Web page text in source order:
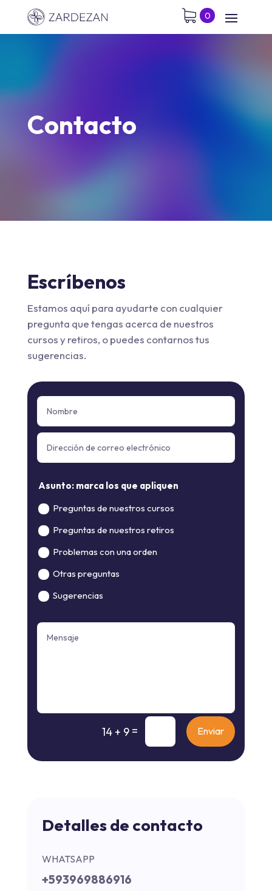
0
Contacto
Escríbenos
Estamos aquí para ayudarte con cualquier
pregunta que tengas acerca de nuestros
cursos y retiros, o puedes contarnos tus
sugerencias.
Asunto: marca los que apliquen
Preguntas de nuestros cursos
Preguntas de nuestros retiros
Problemas con una orden
Otras preguntas
Sugerencias
14 + 9 = Enviar
Detalles de contacto
WHATSAPP
+593969886916